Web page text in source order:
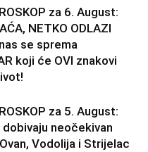
za 6. August:
NETKO ODLAZI
se sprema
koji će OVI znakovi
za 5. August:
dobivaju neočekivan
Vodolija i Strijelac